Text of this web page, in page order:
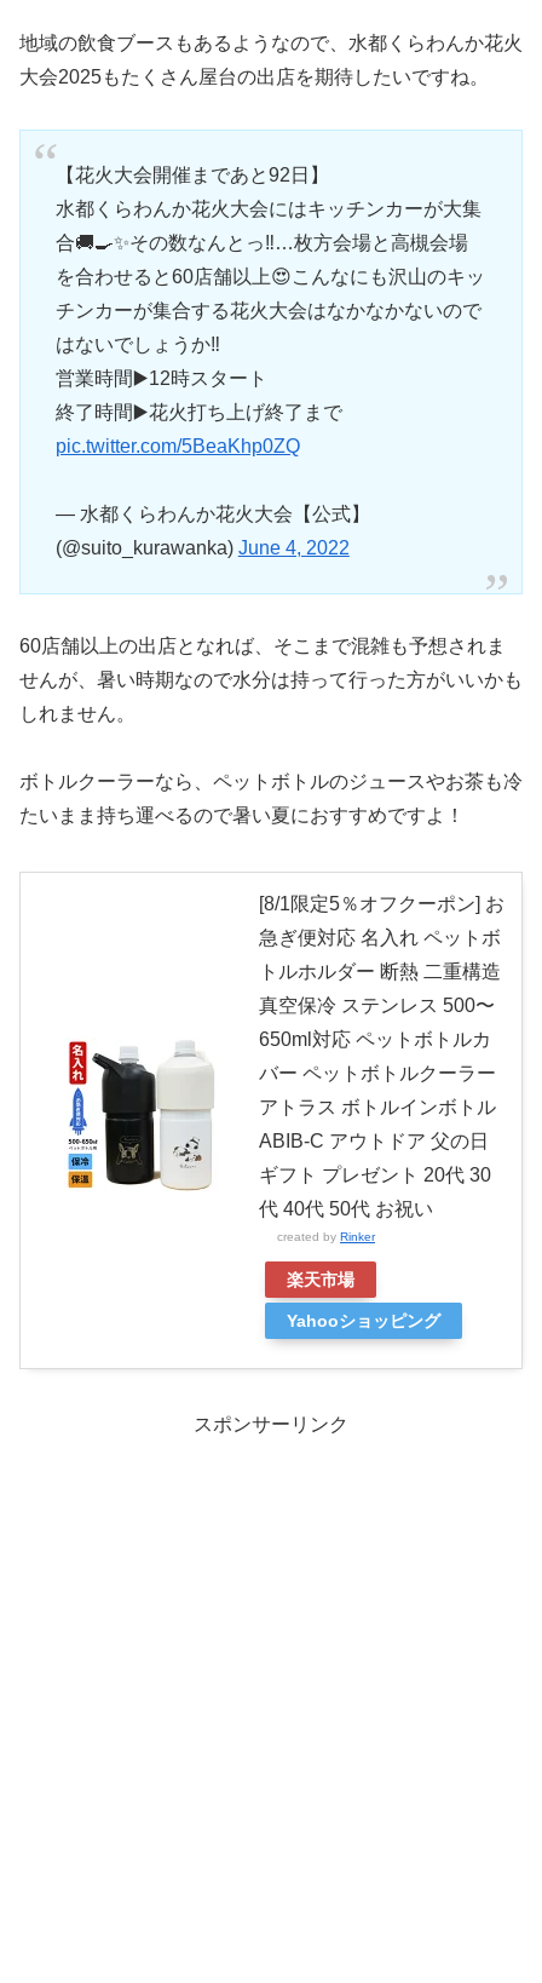
地域の飲食ブースもあるようなので、水都くらわんか花火
大会2025もたくさん屋台の出店を期待したいですね。
【花火大会開催まであと92日】
水都くらわんか花火大会にはキッチンカーが大集
合🚚🍳✨その数なんとっ‼︎…枚方会場と高槻会場
を合わせると60店舗以上😍こんなにも沢山のキッ
チンカーが集合する花火大会はなかなかないので
はないでしょうか‼️
営業時間▶️12時スタート
終了時間▶️花火打ち上げ終了まで
pic.twitter.com/5BeaKhp0ZQ
— 水都くらわんか花火大会【公式】
(@suito_kurawanka) June 4, 2022
60店舗以上の出店となれば、そこまで混雑も予想されま
せんが、暑い時期なので水分は持って行った方がいいかも
しれません。
ボトルクーラーなら、ペットボトルのジュースやお茶も冷
たいまま持ち運べるので暑い夏におすすめですよ！
[8/1限定5％オフクーポン] お
急ぎ便対応 名入れ ペットボ
トルホルダー 断熱 二重構造
真空保冷 ステンレス 500〜
650ml対応 ペットボトルカ
バー ペットボトルクーラー
アトラス ボトルインボトル
ABIB-C アウトドア 父の日
ギフト プレゼント 20代 30
代 40代 50代 お祝い
created by Rinker
楽天市場
Yahooショッピング
スポンサーリンク